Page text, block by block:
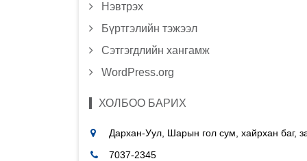
Нэвтрэх
Бүртгэлийн тэжээл
Сэтгэгдлийн хангамж
WordPress.org
ХОЛБОО БАРИХ
Дархан-Уул, Шарын гол сум, хайрхан баг,
7037-2345